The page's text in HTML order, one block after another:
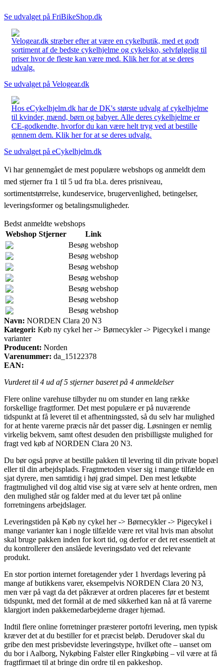
Se udvalget på FriBikeShop.dk
Velogear.dk stræber efter at være en cykelbutik, med et godt
sortiment af de bedste cykelhjelme og cykelsko, selvfølgelig til
priser hvor de fleste kan være med. Klik her for at se deres
udvalg.
Se udvalget på Velogear.dk
Hos eCykelhjelm.dk har de DK's største udvalg af cykelhjelme
til kvinder, mænd, børn og babyer. Alle deres cykelhjelme er
CE-godkendte, hvorfor du kan være helt tryg ved at bestille
gennem dem. Klik her for at se deres udvalg.
Se udvalget på eCykelhjelm.dk
Vi har gennemgået de mest populære webshops og anmeldt dem
med stjerner fra 1 til 5 ud fra bl.a. deres prisniveau,
sortimentstørrelse, kundeservice, brugervenlighed, betingelser,
leveringsformer og betalingsmuligheder.
Bedst anmeldte webshops
Webshop Stjerner
Link
Besøg webshop
Besøg webshop
Besøg webshop
Besøg webshop
Besøg webshop
Besøg webshop
Besøg webshop
Navn: NORDEN Clara 20 N3
Kategori: Køb ny cykel her -> Børnecykler -> Pigecykel i mange
varianter
Producent: Norden
Varenummer: da_15122378
EAN:
Vurderet til 4 ud af 5 stjerner baseret på 4 anmeldelser
Flere online varehuse tilbyder nu om stunder en lang række
forskellige fragtformer. Det mest populære er på nuværende
tidspunkt at få leveret til et afhentningssted, så du selv har mulighed
for at hente varerne præcis når det passer dig. Løsningen er nemlig
virkelig bekvem, samt oftest desuden den prisbilligste mulighed for
fragt ved køb af NORDEN Clara 20 N3.
Du bør også prøve at bestille pakken til levering til din private bopæl
eller til din arbejdsplads. Fragtmetoden viser sig i mange tilfælde en
sjat dyrere, men samtidig i høj grad simpel. Den mest letkøbte
fragtmulighed vil dog altid vise sig at være selv at hente ordren, men
den mulighed står og falder med at du lever tæt på online
forretningens arbejdslager.
Leveringstiden på Køb ny cykel her -> Børnecykler -> Pigecykel i
mange varianter kan i nogle tilfælde være ret vital hvis man absolut
skal bruge pakken inden for kort tid, og derfor er det ret essentielt at
du kontrollerer den anslåede leveringsdato ved det relevante
produkt.
En stor portion internet foretagender yder 1 hverdags levering på
mange af butikkens varer, eksempelvis NORDEN Clara 20 N3,
men vær på vagt da det påkræver at ordren placeres før et bestemt
tidspunkt, med det formål at de med sikkerhed kan nå at få varerne
klargjort inden pakkemedarbejderne drager hjemad.
Indtil flere online forretninger præsterer portofri levering, men typisk
kræver det at du bestiller for et præcist beløb. Derudover skal du
gribe den mest prisbevidste leveringstype, hvilket ofte – uanset om
du bor i Aalborg, Nykøbing Falster eller Ringkøbing – vil være at få
fragtfirmaet til at bringe din ordre til en pakkeshop.